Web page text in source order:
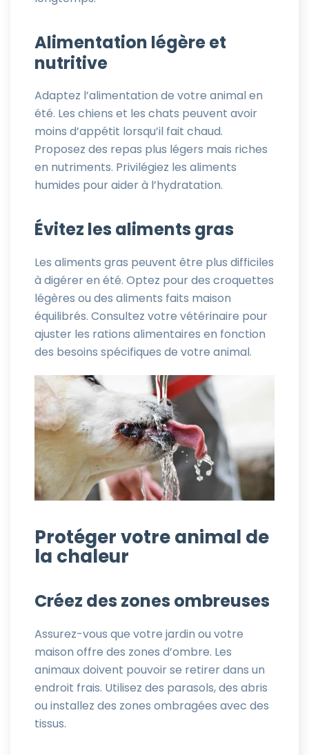
Alimentation légère et
nutritive
Adaptez l’alimentation de votre animal en
été. Les chiens et les chats peuvent avoir
moins d’appétit lorsqu’il fait chaud.
Proposez des repas plus légers mais riches
en nutriments. Privilégiez les aliments
humides pour aider à l’hydratation.
Évitez les aliments gras
Les aliments gras peuvent être plus difficiles
à digérer en été. Optez pour des croquettes
légères ou des aliments faits maison
équilibrés. Consultez votre vétérinaire pour
ajuster les rations alimentaires en fonction
des besoins spécifiques de votre animal.
Protéger votre animal de
la chaleur
Créez des zones ombreuses
Assurez-vous que votre jardin ou votre
maison offre des zones d’ombre. Les
animaux doivent pouvoir se retirer dans un
endroit frais. Utilisez des parasols, des abris
ou installez des zones ombragées avec des
tissus.